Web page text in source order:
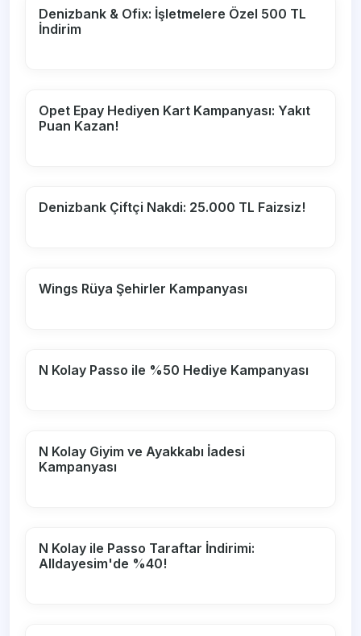
Denizbank & Ofix: İşletmelere Özel 500 TL
İndirim
Opet Epay Hediyen Kart Kampanyası: Yakıt
Puan Kazan!
Denizbank Çiftçi Nakdi: 25.000 TL Faizsiz!
Wings Rüya Şehirler Kampanyası
N Kolay Passo ile %50 Hediye Kampanyası
N Kolay Giyim ve Ayakkabı İadesi
Kampanyası
N Kolay ile Passo Taraftar İndirimi:
Alldayesim'de %40!